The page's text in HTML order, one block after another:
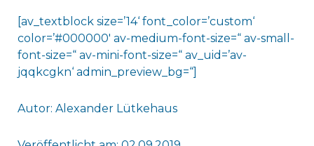
[av_textblock size=’14‘ font_color=’custom‘
color=’#000000′ av-medium-font-size=“ av-small-
font-size=“ av-mini-font-size=“ av_uid=’av-
jqqkcgkn‘ admin_preview_bg=“]
Autor: Alexander Lütkehaus